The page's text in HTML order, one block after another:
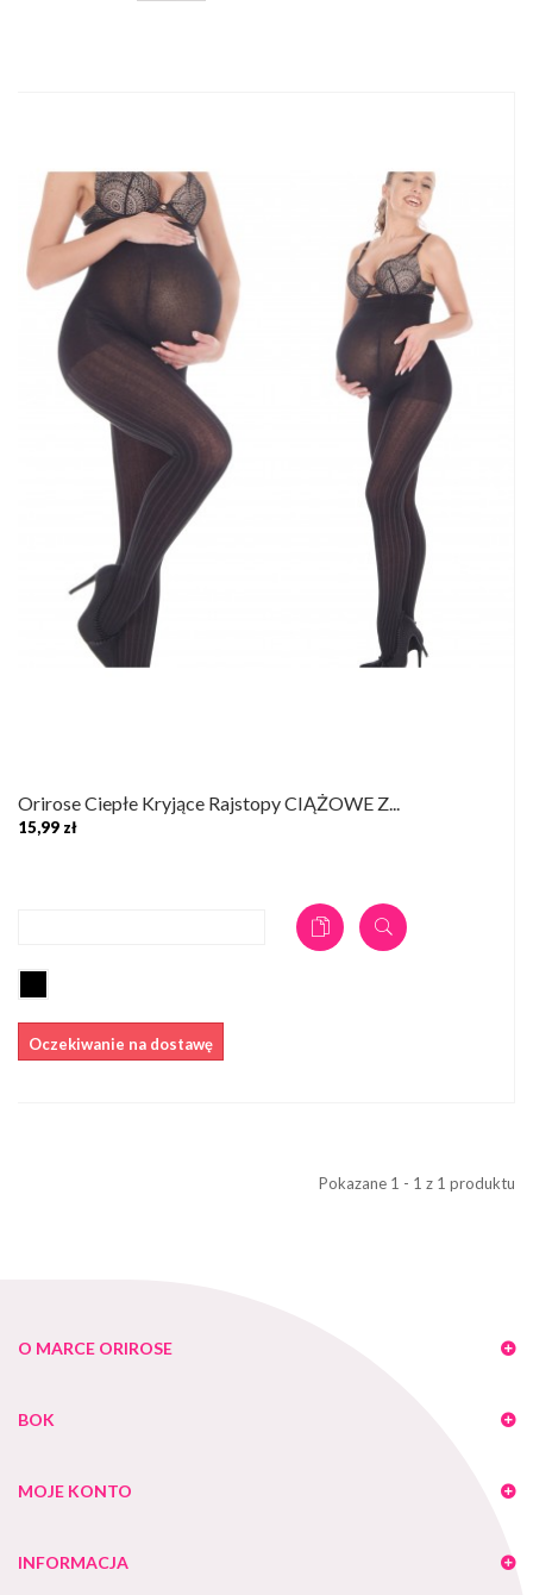
Orirose Ciepłe Kryjące Rajstopy CIĄŻOWE Z...
15,99 zł
Oczekiwanie na dostawę
Pokazane 1 - 1 z 1 produktu
O MARCE ORIROSE
BOK
MOJE KONTO
INFORMACJA